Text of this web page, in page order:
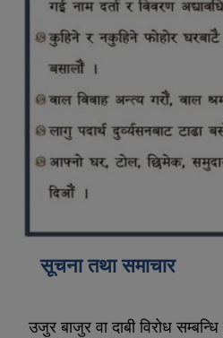
सूचना तथा समाचार
उजुर बाजुर वा दाबी विरोध